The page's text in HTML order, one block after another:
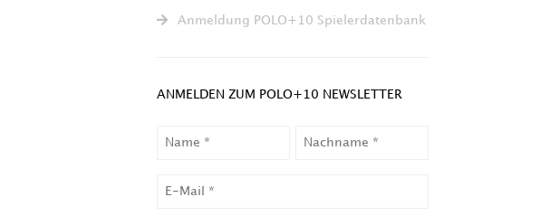
Anmeldung POLO+10 Spielerdatenbank
ANMELDEN ZUM POLO+10 NEWSLETTER